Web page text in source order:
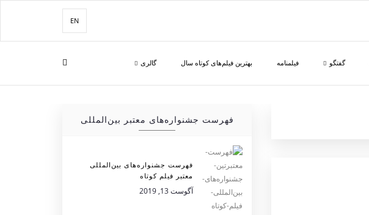
EN
گفتگو فیلمنامه بهترین فیلم‌های کوتاه سال گالری
فهرست جشنواره‌های معتبر بین‌المللی
فهرست جشنواره‌های بین‌المللی
معتبر فیلم کوتاه
آگوست 13, 2019